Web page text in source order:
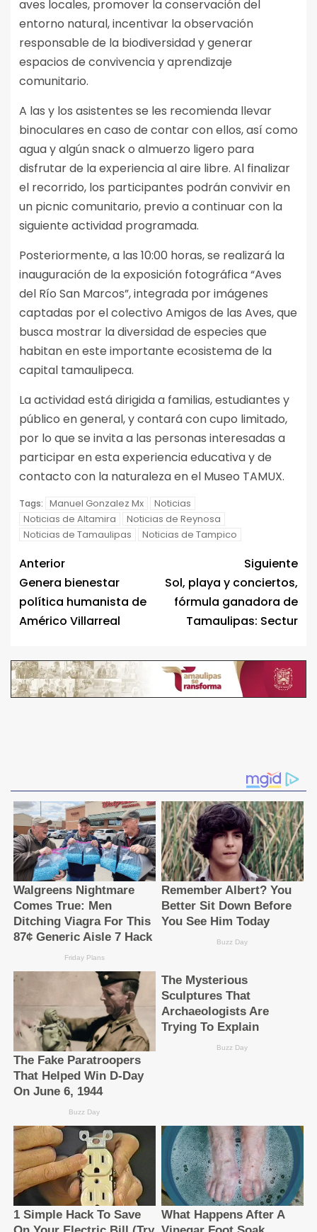
aves locales, promover la conservación del
entorno natural, incentivar la observación
responsable de la biodiversidad y generar
espacios de convivencia y aprendizaje
comunitario.
A las y los asistentes se les recomienda llevar
binoculares en caso de contar con ellos, así como
agua y algún snack o almuerzo ligero para
disfrutar de la experiencia al aire libre. Al finalizar
el recorrido, los participantes podrán convivir en
un picnic comunitario, previo a continuar con la
siguiente actividad programada.
Posteriormente, a las 10:00 horas, se realizará la
inauguración de la exposición fotográfica “Aves
del Río San Marcos”, integrada por imágenes
captadas por el colectivo Amigos de las Aves, que
busca mostrar la diversidad de especies que
habitan en este importante ecosistema de la
capital tamaulipeca.
La actividad está dirigida a familias, estudiantes y
público en general, y contará con cupo limitado,
por lo que se invita a las personas interesadas a
participar en esta experiencia educativa y de
contacto con la naturaleza en el Museo TAMUX.
Tags: Manuel Gonzalez Mx
Noticias
Noticias de Altamira
Noticias de Reynosa
Noticias de Tamaulipas
Noticias de Tampico
Anterior
Genera bienestar
política humanista de
Américo Villarreal
Siguiente
Sol, playa y conciertos,
fórmula ganadora de
Tamaulipas: Sectur